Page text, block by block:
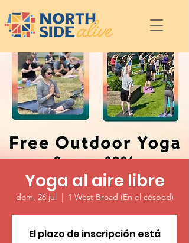
Yoga al aire libre
dom, 26 jul
  |
1 West Broad (En el césped)
El plazo de inscripción está